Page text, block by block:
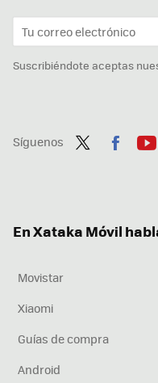
Suscribiéndote aceptas
Síguenos
En Xataka Móvil
Movistar
Xiaomi
Guías de compra
Android